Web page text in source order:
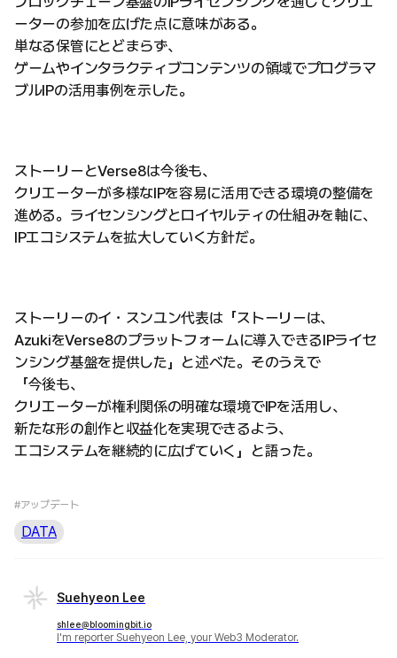
ーターの参加を広げた点に意味がある。
単なる保管にとどまらず、
ゲームやインタラクティブコンテンツの領域でプログラマ
ブルIPの活用事例を示した。
ストーリーとVerse8は今後も、
クリエーターが多様なIPを容易に活用できる環境の整備を
進める。ライセンシングとロイヤルティの仕組みを軸に、
IPエコシステムを拡大していく方針だ。
ストーリーのイ・スンユン代表は「ストーリーは、
AzukiをVerse8のプラットフォームに導入できるIPライセ
ンシング基盤を提供した」と述べた。そのうえで
「今後も、
クリエーターが権利関係の明確な環境でIPを活用し、
新たな形の創作と収益化を実現できるよう、
エコシステムを継続的に広げていく」と語った。
#アップデート
DATA
Suehyeon Lee
shlee@bloomingbit.io
I'm reporter Suehyeon Lee, your Web3 Moderator.